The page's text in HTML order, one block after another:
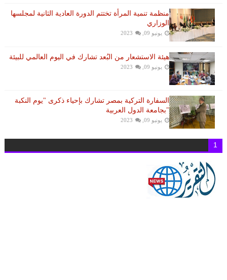
منظمة تنمية المرأة تختتم الدورة العادية الثانية لمجلسها
الوزاري
يونيو 09, 2023
هيئة الاستشعار من البُعد تشارك في اليوم العالمي للبيئة
يونيو 09, 2023
السفارة التركية بمصر تشارك بإحياء ذكرى "يوم النكبة
"بجامعة الدول العربية
يونيو 09, 2023
1